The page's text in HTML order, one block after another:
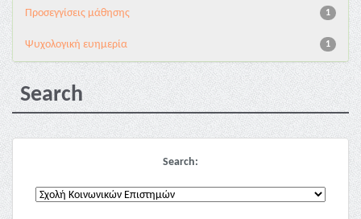
1
Προσεγγίσεις μάθησης
1
Ψυχολογική ευημερία
Search
Search: